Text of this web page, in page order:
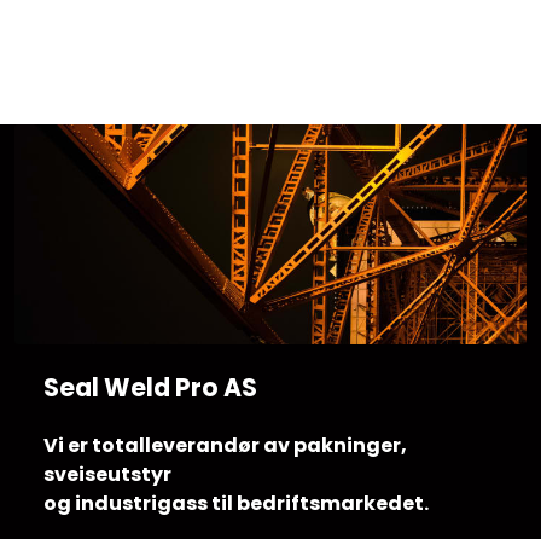
Seal Weld Pro AS
Vi er totalleverandør av pakninger,
sveiseutstyr
og industrigass til bedriftsmarkedet.
Pakning
Verneutstyr
Industriprodukter